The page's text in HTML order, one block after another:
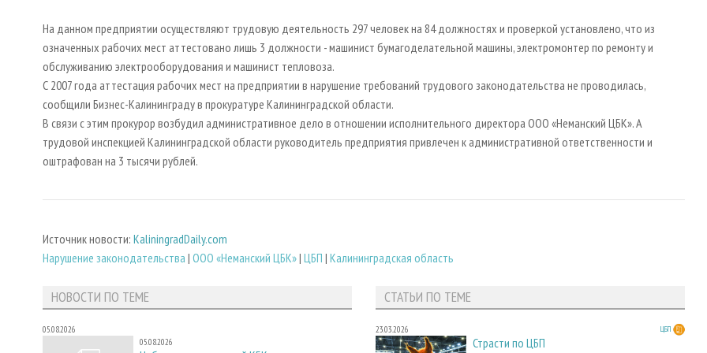
На данном предприятии осуществляют трудовую деятельность 297 человек на 84 должностях и проверкой установлено, что из
означенных рабочих мест аттестовано лишь 3 должности - машинист бумагоделательной машины, электромонтер по ремонту и
обслуживанию электрооборудования и машинист тепловоза.
С 2007 года аттестация рабочих мест на предприятии в нарушение требований трудового законодательства не проводилась,
сообщили Бизнес-Калининграду в прокуратуре Калининградской области.
В связи с этим прокурор возбудил административное дело в отношении исполнительного директора ООО «Неманский ЦБК». А
трудовой инспекцией Калининградской области руководитель предприятия привлечен к административной ответственности и
оштрафован на 3 тысячи рублей.
Источник новости: KaliningradDaily.com
Нарушение законодательства | ООО «Неманский ЦБК»| ЦБП | Калининградская область
НОВОСТИ ПО ТЕМЕ
05.08.2026
05.08.2026
СТАТЬИ ПО ТЕМЕ
23.03.2026 ЦБП
Страсти по ЦБП